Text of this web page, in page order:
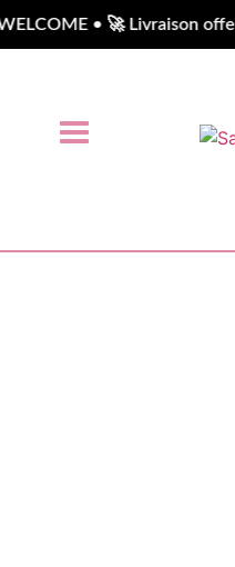
• 🚀 Livraison